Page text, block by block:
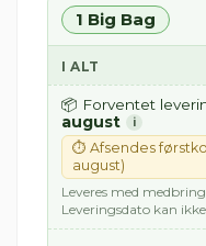
1 Big Bag
I ALT
📦 Forventet
august
i
⏱ Afsendes
august)
Leveres med
Leveringsdato kan